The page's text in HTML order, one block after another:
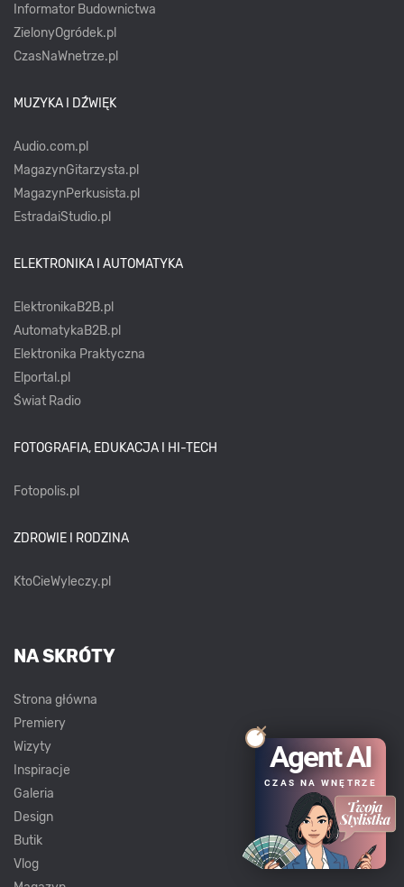
Informator Budownictwa
ZielonyOgródek.pl
CzasNaWnetrze.pl
MUZYKA I DŹWIĘK
Audio.com.pl
MagazynGitarzysta.pl
MagazynPerkusista.pl
EstradaiStudio.pl
ELEKTRONIKA I AUTOMATYKA
ElektronikaB2B.pl
AutomatykaB2B.pl
Elektronika Praktyczna
Elportal.pl
Świat Radio
FOTOGRAFIA, EDUKACJA I HI-TECH
Fotopolis.pl
ZDROWIE I RODZINA
KtoCieWyleczy.pl
NA SKRÓTY
Strona główna
Premiery
Wizyty
Inspiracje
Galeria
Design
Butik
Vlog
Agent AI
CZAS NA WNĘTRZE